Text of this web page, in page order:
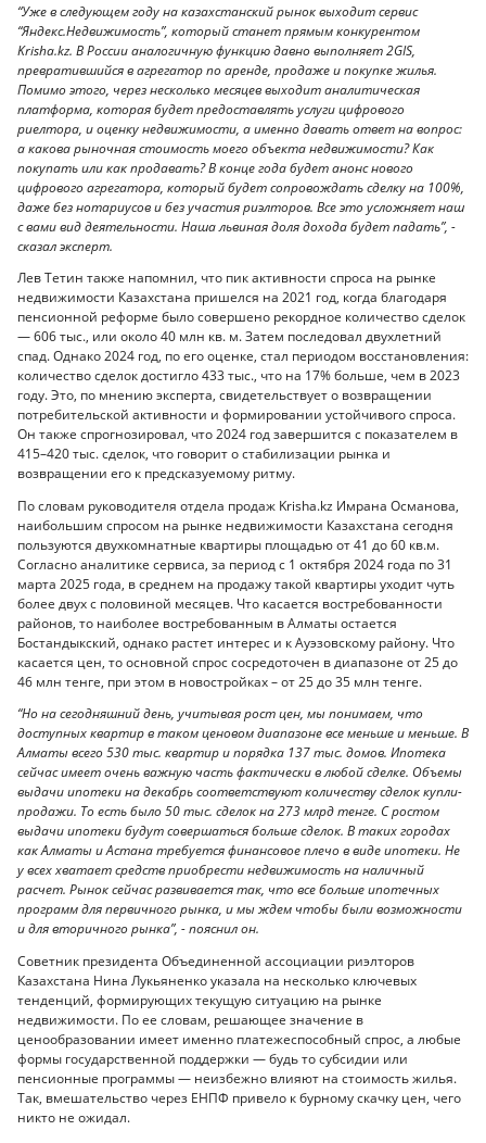
“Уже в следующем году на казахстанский рынок выходит сервис
“Яндекс.Недвижимость”, который станет прямым конкурентом
Krisha.kz. В России аналогичную функцию давно выполняет 2GIS,
превратившийся в агрегатор по аренде, продаже и покупке жилья.
Помимо этого, через несколько месяцев выходит аналитическая
платформа, которая будет предоставлять услуги цифрового
риелтора, и оценку недвижимости, а именно давать ответ на вопрос:
а какова рыночная стоимость моего объекта недвижимости? Как
покупать или как продавать? В конце года будет анонс нового
цифрового агрегатора, который будет сопровождать сделку на 100%,
даже без нотариусов и без участия риэлторов. Все это усложняет наш
с вами вид деятельности. Наша львиная доля дохода будет падать”, -
сказал эксперт.
Лев Тетин также напомнил, что пик активности спроса на рынке
недвижимости Казахстана пришелся на 2021 год, когда благодаря
пенсионной реформе было совершено рекордное количество сделок
— 606 тыс., или около 40 млн кв. м. Затем последовал двухлетний
спад. Однако 2024 год, по его оценке, стал периодом восстановления:
количество сделок достигло 433 тыс., что на 17% больше, чем в 2023
году. Это, по мнению эксперта, свидетельствует о возвращении
потребительской активности и формировании устойчивого спроса.
Он также спрогнозировал, что 2024 год завершится с показателем в
415–420 тыс. сделок, что говорит о стабилизации рынка и
возвращении его к предсказуемому ритму.
По словам руководителя отдела продаж Krisha.kz Имрана Османова,
наибольшим спросом на рынке недвижимости Казахстана сегодня
пользуются двухкомнатные квартиры площадью от 41 до 60 кв.м.
Согласно аналитике сервиса, за период с 1 октября 2024 года по 31
марта 2025 года, в среднем на продажу такой квартиры уходит чуть
более двух с половиной месяцев. Что касается востребованности
районов, то наиболее востребованным в Алматы остается
Бостандыкский, однако растет интерес и к Ауэзовскому району. Что
касается цен, то основной спрос сосредоточен в диапазоне от 25 до
46 млн тенге, при этом в новостройках – от 25 до 35 млн тенге.
“Но на сегодняшний день, учитывая рост цен, мы понимаем, что
доступных квартир в таком ценовом диапазоне все меньше и меньше. В
Алматы всего 530 тыс. квартир и порядка 137 тыс. домов. Ипотека
сейчас имеет очень важную часть фактически в любой сделке. Объемы
выдачи ипотеки на декабрь соответствуют количеству сделок купли-
продажи. То есть было 50 тыс. сделок на 273 млрд тенге. С ростом
выдачи ипотеки будут совершаться больше сделок. В таких городах
как Алматы и Астана требуется финансовое плечо в виде ипотеки. Не
у всех хватает средств приобрести недвижимость на наличный
расчет. Рынок сейчас развивается так, что все больше ипотечных
программ для первичного рынка, и мы ждем чтобы были возможности
и для вторичного рынка”, - пояснил он.
Советник президента Объединенной ассоциации риэлторов
Казахстана Нина Лукьяненко указала на несколько ключевых
тенденций, формирующих текущую ситуацию на рынке
недвижимости. По ее словам, решающее значение в
ценообразовании имеет именно платежеспособный спрос, а любые
формы государственной поддержки — будь то субсидии или
пенсионные программы — неизбежно влияют на стоимость жилья.
Так, вмешательство через ЕНПФ привело к бурному скачку цен, чего
никто не ожидал.